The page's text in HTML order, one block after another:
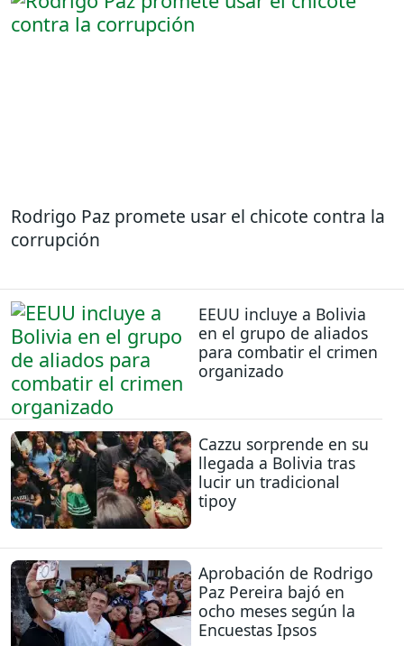
Rodrigo Paz promete usar el chicote contra la
corrupción
EEUU incluye a Bolivia
en el grupo de aliados
para combatir el crimen
organizado
Cazzu sorprende en su
llegada a Bolivia tras
lucir un tradicional
tipoy
Aprobación de Rodrigo
Paz Pereira bajó en
ocho meses según la
Encuestas Ipsos